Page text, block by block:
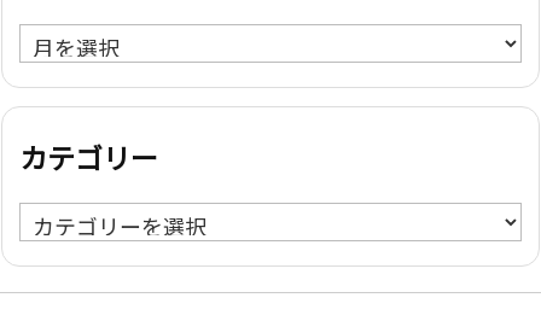
ア
ー
カ
ブ
カテゴリー
カ
テ